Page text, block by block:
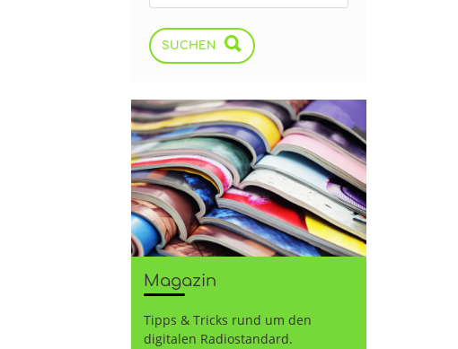
SUCHEN
Magazin
Tipps & Tricks rund um den
digitalen Radiostandard.